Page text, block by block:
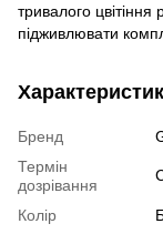
тривалого цвітіння
підживлювати
Бренд
Термін
дозрівання
Колір